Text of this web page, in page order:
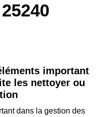
important
les nettoyer ou
dans la gestion des